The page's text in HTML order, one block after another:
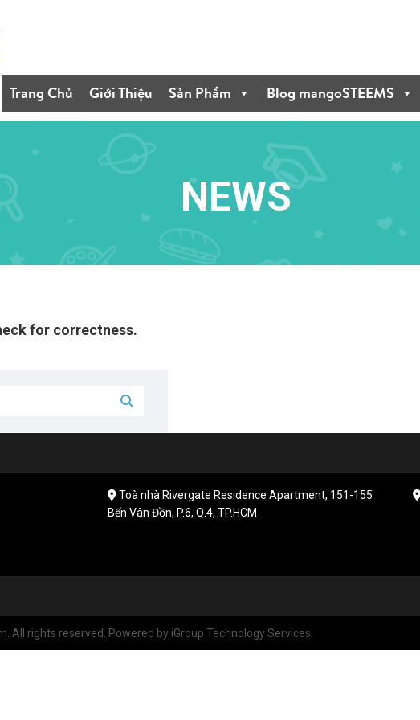
Trang Chủ Giới Thiệu Sản Phẩm Blog mangoSTEEMS
NEWS
for correctness.
Toà nhà Rivergate Residence Apartment, 151-155
Bến Vân Đồn, P.6, Q.4, TP.HCM
All rights reserved. Powered by iGroup Technology Services.